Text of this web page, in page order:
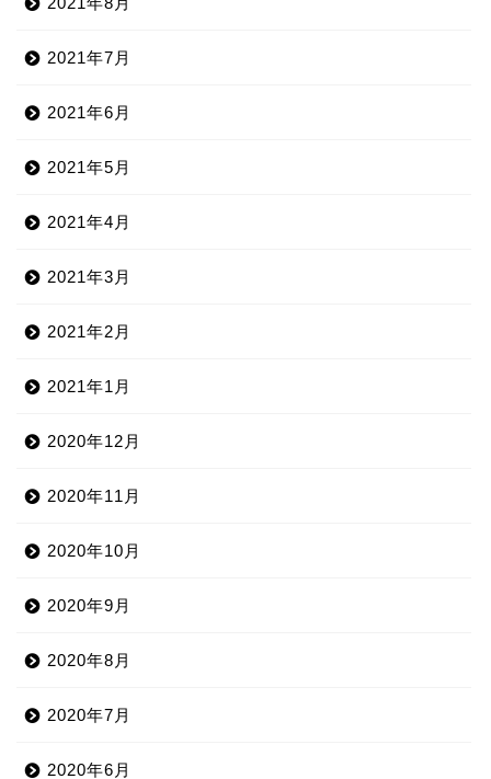
2021年7月
2021年6月
2021年5月
2021年4月
2021年3月
2021年2月
2021年1月
2020年12月
2020年11月
2020年10月
2020年9月
2020年8月
2020年7月
2020年6月